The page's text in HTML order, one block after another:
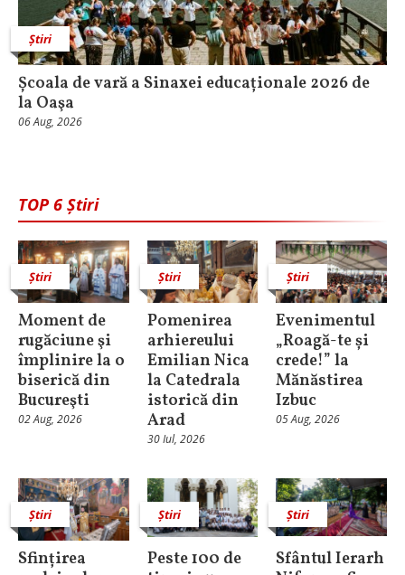
Știri
Școala de vară a Sinaxei educaționale 2026 de
la Oaşa
06 Aug, 2026
TOP 6 Știri
Știri
Moment de
rugăciune şi
împlinire la o
biserică din
Bucureşti
02 Aug, 2026
Știri
Pomenirea
arhiereului
Emilian Nica
la Catedrala
istorică din
Arad
30 Iul, 2026
Știri
Evenimentul
„Roagă-te și
crede!” la
Mănăstirea
Izbuc
05 Aug, 2026
Știri
Sfințirea
Știri
Peste 100 de
Știri
Sfântul Ierarh